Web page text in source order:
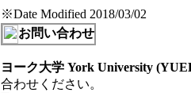
※Date Modified 2018/03/02
お問い合わせ
ヨーク大学 York University
合わせください。